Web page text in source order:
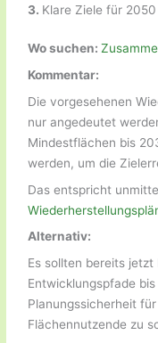
3. Klare Ziele für
Wo suchen:
Kommentar:
Die vorgesehenen
nur angedeutet
Mindestflächen bis
werden, um die
Das entspricht
Alternativ:
Es sollten bereits
Entwicklungspfade
Planungssicherheit
Flächennutzende zu